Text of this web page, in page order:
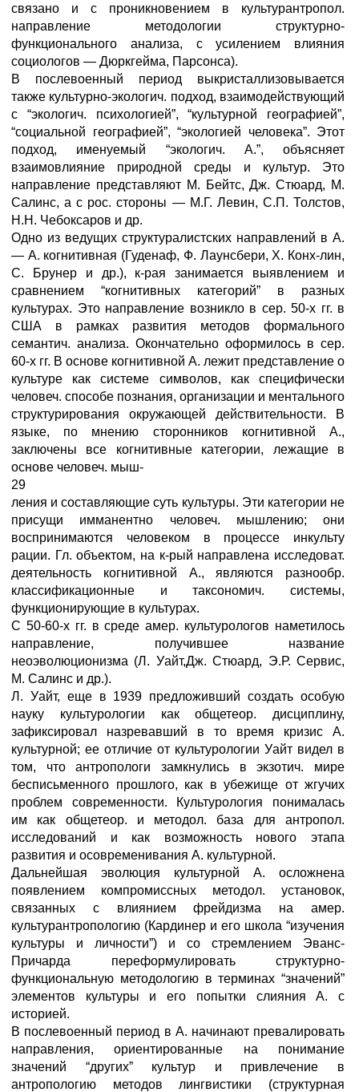
связано и с проникновением в культурантропол.
направление методологии структурно-
функционального анализа, с усилением влияния
социологов — Дюркгейма, Парсонса).
В послевоенный период выкристаллизовывается
также культурно-экологич. подход, взаимодействующий
с “экологич. психологией”, “культурной географией”,
“социальной географией”, “экологией человека”. Этот
подход, именуемый “экологич. А.”, объясняет
взаимовлияние природной среды и культур. Это
направление представляют М. Бейтс, Дж. Стюард, М.
Салинс, а с рос. стороны — М.Г. Левин, С.П. Толстов,
Н.Н. Чебоксаров и др.
Одно из ведущих структуралистских направлений в А.
— А. когнитивная (Гуденаф, Ф. Лаунсбери, X. Конх-лин,
С. Брунер и др.), к-рая занимается выявлением и
сравнением “когнитивных категорий” в разных
культурах. Это направление возникло в сер. 50-х гг. в
США в рамках развития методов формального
семантич. анализа. Окончательно оформилось в сер.
60-х гг. В основе когнитивной А. лежит представление о
культуре как системе символов, как специфически
человеч. способе познания, организации и ментального
структурирования окружающей действительности. В
языке, по мнению сторонников когнитивной А.,
заключены все когнитивные категории, лежащие в
основе человеч. мыш-
29
ления и составляющие суть культуры. Эти категории не
присущи имманентно человеч. мышлению; они
воспринимаются человеком в процессе инкульту
рации. Гл. объектом, на к-рый направлена исследоват.
деятельность когнитивной А., являются разнообр.
классификационные и таксономич. системы,
функционирующие в культурах.
С 50-60-х гг. в среде амер. культурологов наметилось
направление, получившее название
неоэволюционизма (Л. Уайт,Дж. Стюард, Э.Р. Сервис,
М. Салинс и др.).
Л. Уайт, еще в 1939 предложивший создать особую
науку культурологии как общетеор. дисциплину,
зафиксировал назревавший в то время кризис А.
культурной; ее отличие от культурологии Уайт видел в
том, что антропологи замкнулись в экзотич. мире
бесписьменного прошлого, как в убежище от жгучих
проблем современности. Культурология понималась
им как общетеор. и методол. база для антропол.
исследований и как возможность нового этапа
развития и осовременивания А. культурной.
Дальнейшая эволюция культурной А. осложнена
появлением компромиссных методол. установок,
связанных с влиянием фрейдизма на амер.
культурантропологию (Кардинер и его школа “изучения
культуры и личности”) и со стремлением Эванс-
Причарда переформулировать структурно-
функциональную методологию в терминах “значений”
элементов культуры и его попытки слияния А. с
историей.
В послевоенный период в А. начинают превалировать
направления, ориентированные на понимание
значений “других” культур и привлечение в
антропологию методов лингвистики (структурная